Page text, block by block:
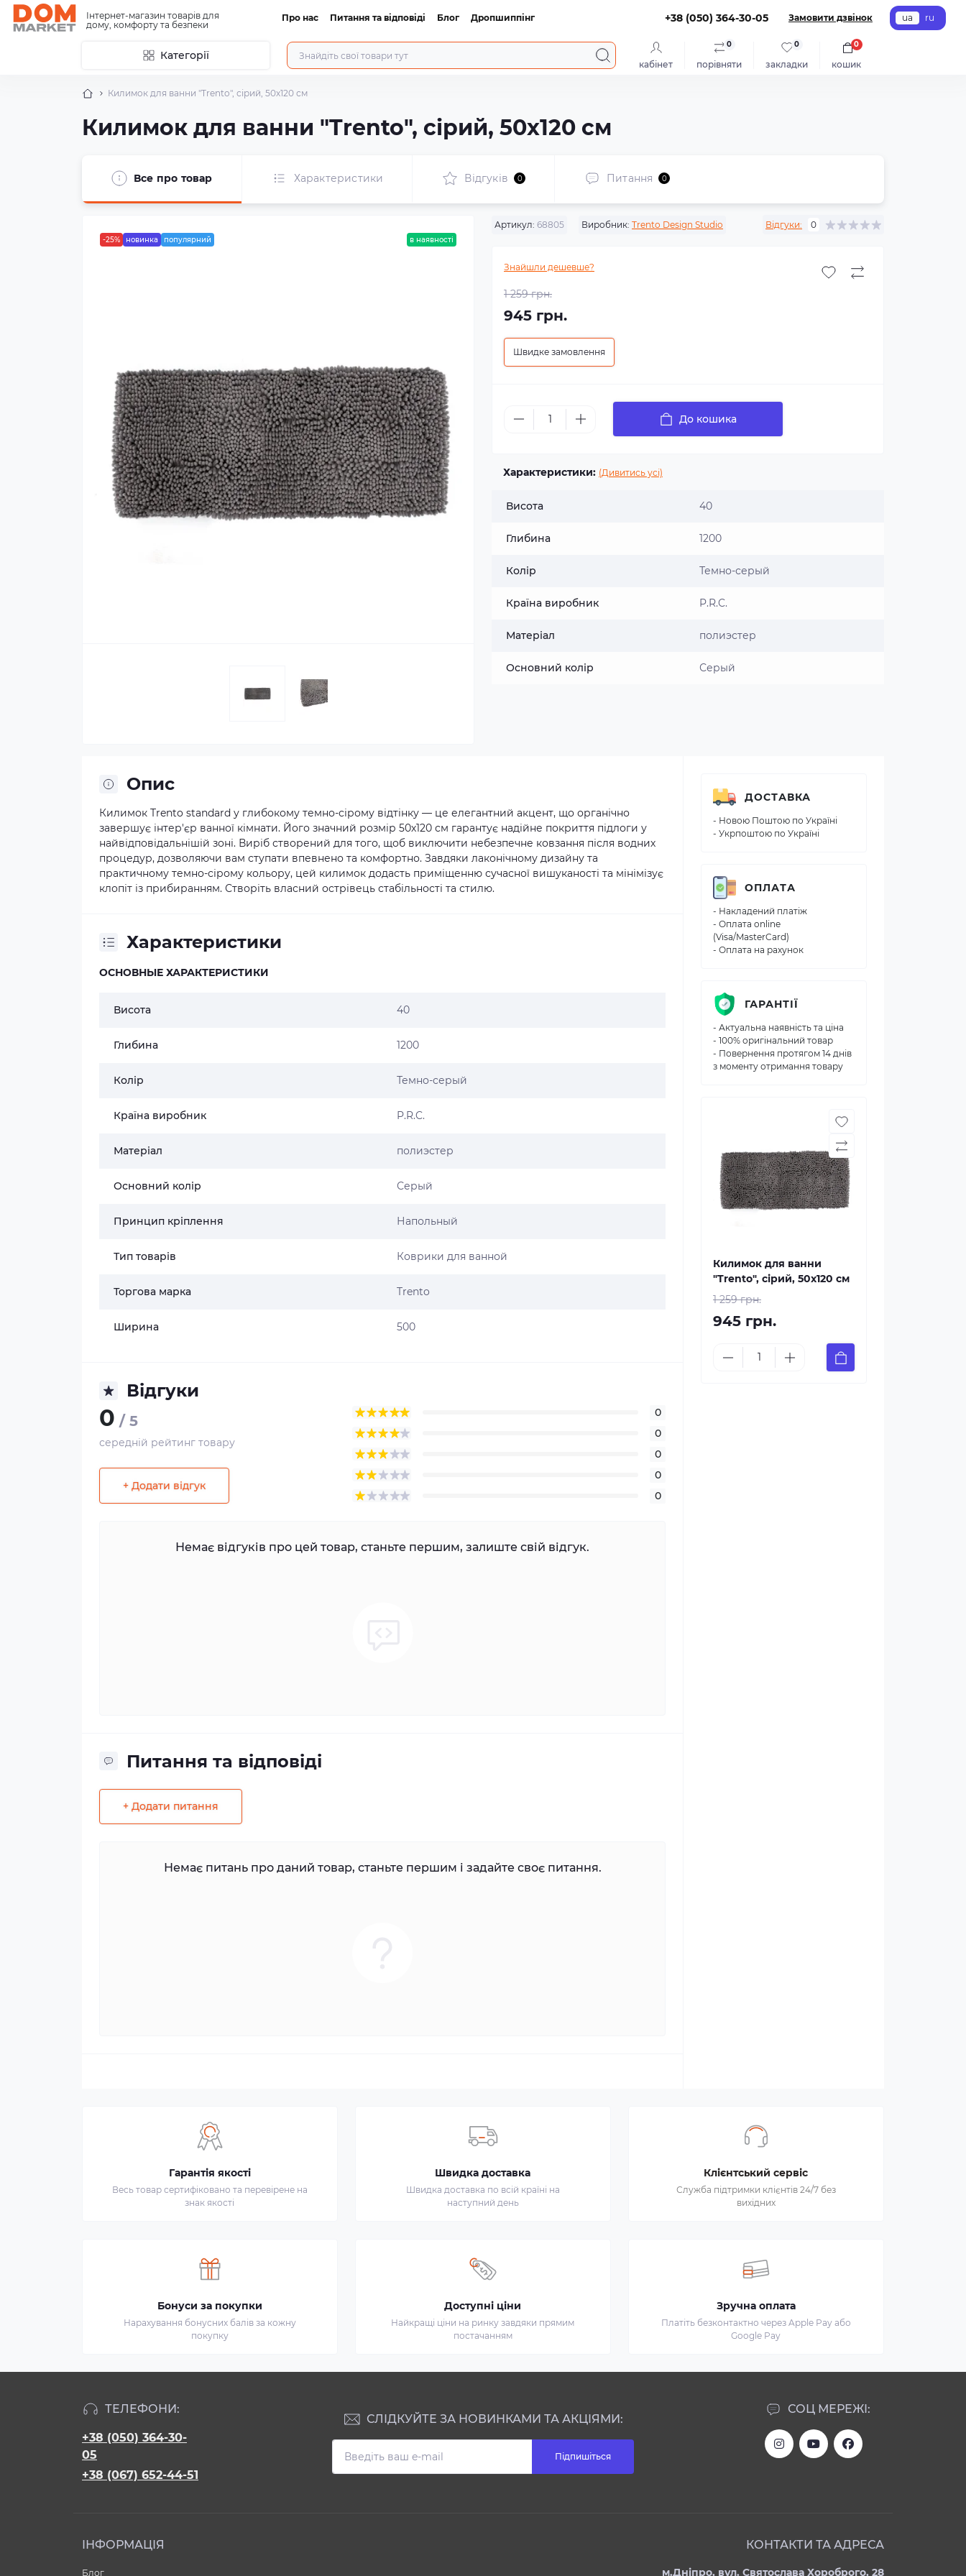
Інтернет-магазин товарів для
дому, комфорту та безпеки
Про нас Питання та відповіді Блог Дропшиппінг +38 (050) 364-30-05 Замовити дзвінок ua ru
Категорії
кабінет порівняти
0
закладки
0
кошик
0
Килимок для ванни "Trento", сірий, 50х120 см
Килимок для ванни "Trento", сірий, 50х120 см
Все про товар Характеристики Відгуків 0 Питання 0
-25% новинка популярний в наявності
Артикул: 68805 Виробник: Trento Design Studio Відгуки: 0
Знайшли дешевше?
1 259 грн.
945 грн.
Швидке замовлення
До кошика
Характеристики: (Дивитись усі)
Висота 40
Глибина 1200
Колір Темно-серый
Країна виробник P.R.C.
Матеріал полиэстер
Основний колір Серый
Опис
Килимок Trento standard у глибокому темно-сірому відтінку — це елегантний акцент, що органічно
завершує інтер'єр ванної кімнати. Його значний розмір 50х120 см гарантує надійне покриття підлоги у
найвідповідальнішій зоні. Виріб створений для того, щоб виключити небезпечне ковзання після водних
процедур, дозволяючи вам ступати впевнено та комфортно. Завдяки лаконічному дизайну та
практичному темно-сірому кольору, цей килимок додасть приміщенню сучасної вишуканості та мінімізує
клопіт із прибиранням. Створіть власний острівець стабільності та стилю.
Характеристики
ОСНОВНЫЕ ХАРАКТЕРИСТИКИ
Висота 40
Глибина 1200
Колір Темно-серый
Країна виробник P.R.C.
Матеріал полиэстер
Основний колір Серый
Принцип кріплення Напольный
Тип товарів Коврики для ванной
Торгова марка Trento
Ширина 500
Відгуки
0 / 5
середній рейтинг товару
+ Додати відгук
0
0
0
0
0
Немає відгуків про цей товар, станьте першим, залиште свій відгук.
Питання та відповіді
+ Додати питання
Немає питань про даний товар, станьте першим і задайте своє питання.
ДОСТАВКА
- Новою Поштою по Україні
- Укрпоштою по Україні
ОПЛАТА
- Накладений платіж
- Оплата online
(Visa/MasterCard)
- Оплата на рахунок
ГАРАНТІЇ
- Актуальна наявність та ціна
- 100% оригінальний товар
- Повернення протягом 14 днів
з моменту отримання товару
Килимок для ванни
"Trento", сірий, 50х120 см
1 259 грн.
945 грн.
Гарантія якості
Весь товар сертифіковано та перевірене на
знак якості
Швидка доставка
Швидка доставка по всій країні на
наступний день
Клієнтський сервіс
Служба підтримки клієнтів 24/7 без
вихідних
Бонуси за покупки
Нарахування бонусних балів за кожну
покупку
Доступні ціни
Найкращі ціни на ринку завдяки прямим
постачанням
Зручна оплата
Платіть безконтактно через Apple Pay або
Google Pay
ТЕЛЕФОНИ:
+38 (050) 364-30-
05
+38 (067) 652-44-51
СОЦ МЕРЕЖІ:
СЛІДКУЙТЕ ЗА НОВИНКАМИ ТА АКЦІЯМИ:
Підпишіться
ІНФОРМАЦІЯ
Блог
КОНТАКТИ ТА АДРЕСА
м.Дніпро, вул. Святослава Хороброго, 28